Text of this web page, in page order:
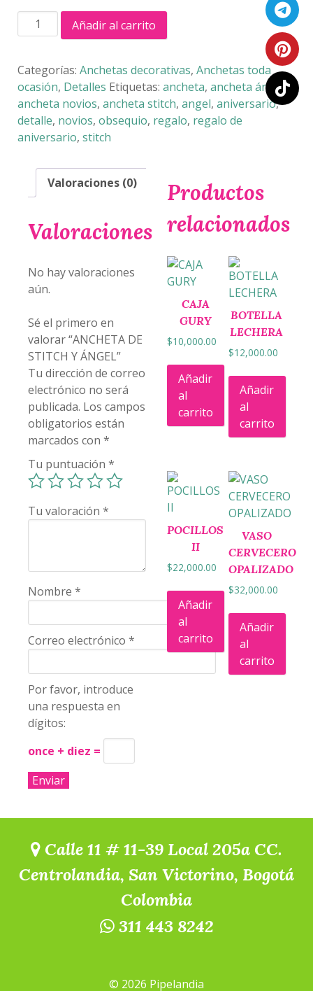
ANCHETA
DE
Y
ÁNGEL
cantidad
Añadir al carrito
Categorías: Anchetas decorativas, Anchetas toda
ocasión, Detalles Etiquetas: ancheta, ancheta ángel ,
ancheta novios, ancheta stitch, angel, aniversario,
detalle, novios, obsequio, regalo, regalo de
aniversario, stitch
Valoraciones (0)
Valoraciones
No hay valoraciones
aún.
Sé el primero en
valorar “ANCHETA DE
STITCH Y ÁNGEL”
Tu dirección de correo
electrónico no será
publicada. Los campos
obligatorios están
marcados con *
Tu puntuación *
Tu valoración *
Nombre *
Correo electrónico *
Por favor, introduce
una respuesta en
dígitos:
once + diez =
Productos
relacionados
CAJA
GURY
$10,000.00
Añadir
al
carrito
BOTELLA
LECHERA
$12,000.00
Añadir
al
carrito
POCILLOS
II
$22,000.00
Añadir
al
carrito
VASO
CERVECERO
OPALIZADO
$32,000.00
Añadir
al
carrito
Calle 11 # 11-39 Local 205a CC.
Centrolandia, San Victorino, Bogotá
Colombia
311 443 8242
© 2026 Pipelandia